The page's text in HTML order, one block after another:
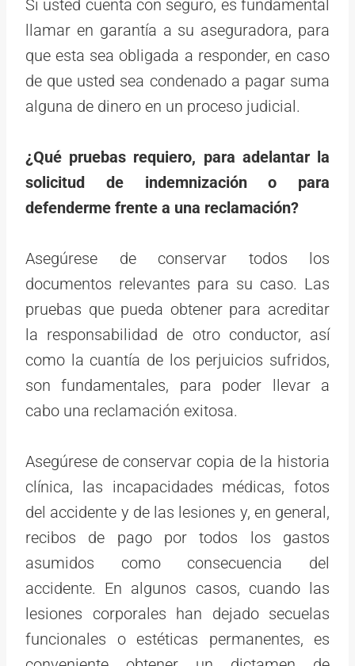
Si usted cuenta con seguro, es fundamental
llamar en garantía a su aseguradora, para
que esta sea obligada a responder, en caso
de que usted sea condenado a pagar suma
alguna de dinero en un proceso judicial.
¿Qué pruebas requiero, para adelantar la
solicitud de indemnización o para
defenderme frente a una reclamación?
Asegúrese de conservar todos los
documentos relevantes para su caso. Las
pruebas que pueda obtener para acreditar
la responsabilidad de otro conductor, así
como la cuantía de los perjuicios sufridos,
son fundamentales, para poder llevar a
cabo una reclamación exitosa.
Asegúrese de conservar copia de la historia
clínica, las incapacidades médicas, fotos
del accidente y de las lesiones y, en general,
recibos de pago por todos los gastos
asumidos como consecuencia del
accidente. En algunos casos, cuando las
lesiones corporales han dejado secuelas
funcionales o estéticas permanentes, es